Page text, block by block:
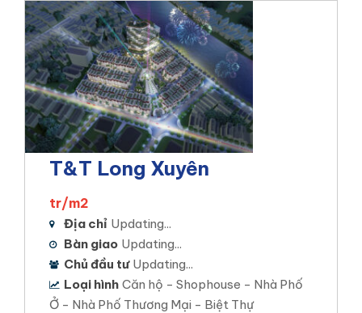
Xem chi tiết
Stella Mega City
T&T Long Xuyên
tr/m2
Địa chỉ Updating...
Bàn giao Updating...
Chủ đầu tư Updating...
Loại hình Căn hộ - Shophouse - Nhà Phố
Ở - Nhà Phố Thương Mại - Biệt Thự